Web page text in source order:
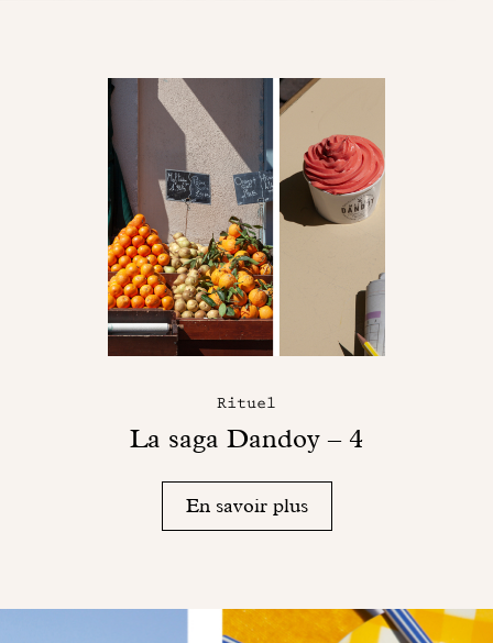
Rituel
La saga Dandoy – 4
En savoir plus